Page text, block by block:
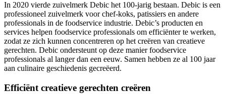
In 2020 vierde zuivelmerk Debic het 100-jarig bestaan. Debic is een
professioneel zuivelmerk voor chef-koks, patissiers en andere
professionals in de foodservice industrie. Debic’s producten en
services helpen foodservice professionals om efficiënter te werken,
zodat ze zich kunnen concentreren op het creëren van creatieve
gerechten. Debic ondersteunt op deze manier foodservice
professionals al langer dan een eeuw. Samen hebben ze al 100 jaar
aan culinaire geschiedenis gecreëerd.
Efficiënt creatieve gerechten creëren